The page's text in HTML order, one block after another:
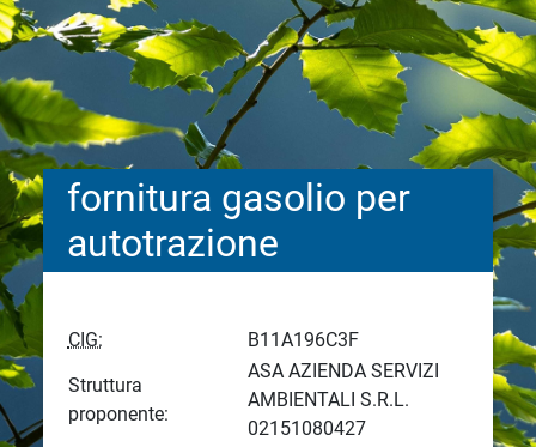
fornitura gasolio per
autotrazione
CIG:
B11A196C3F
Struttura
proponente:
ASA AZIENDA SERVIZI
AMBIENTALI S.R.L.
02151080427